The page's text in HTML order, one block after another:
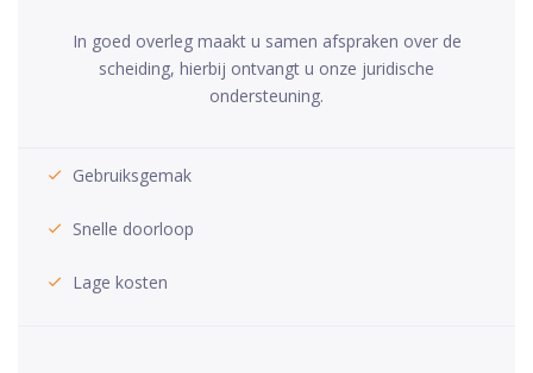
In goed overleg maakt u samen afspraken over de
scheiding, hierbij ontvangt u onze juridische
ondersteuning.
Gebruiksgemak
Snelle doorloop
Lage kosten